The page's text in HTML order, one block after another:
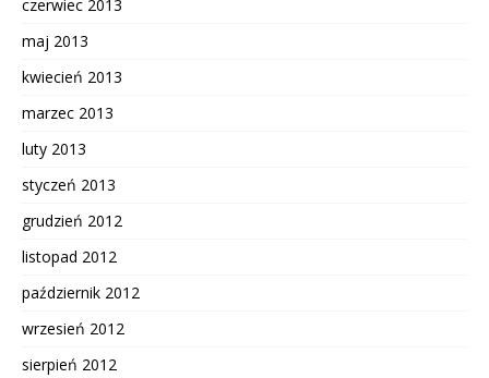
czerwiec 2013
maj 2013
kwiecień 2013
marzec 2013
luty 2013
styczeń 2013
grudzień 2012
listopad 2012
październik 2012
wrzesień 2012
sierpień 2012